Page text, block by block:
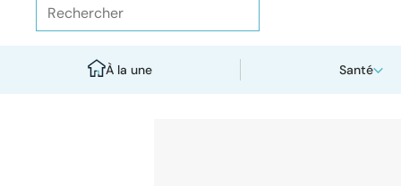
À la une Santé